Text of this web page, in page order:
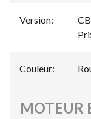
Version:
Couleur:
MOTEUR